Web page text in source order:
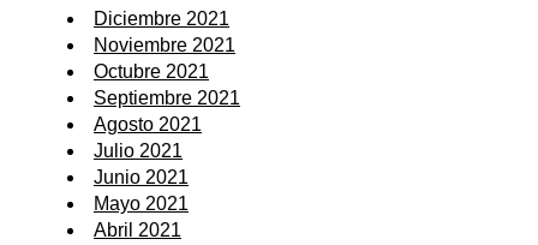
Diciembre 2021
Noviembre 2021
Octubre 2021
Septiembre 2021
Agosto 2021
Julio 2021
Junio 2021
Mayo 2021
Abril 2021